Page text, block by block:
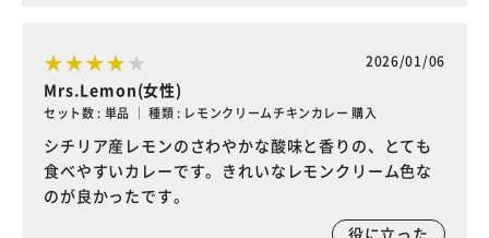
2026/01/06
Mrs.Lemon(女性)
セット数 : 単品 ｜ 種類 : レモンクリームチキンカレー 購入
シチリア産レモンのさわやかな酸味と香りの、とても
食べやすいカレーです。きれいなレモンクリーム色な
のが良かったです。